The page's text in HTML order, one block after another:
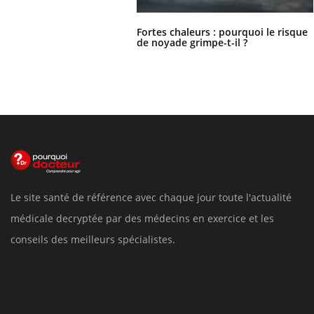
Fortes chaleurs : pourquoi le risque
de noyade grimpe-t-il ?
Le site santé de référence avec chaque jour toute l'actualité
médicale decryptée par des médecins en exercice et les
conseils des meilleurs spécialistes.